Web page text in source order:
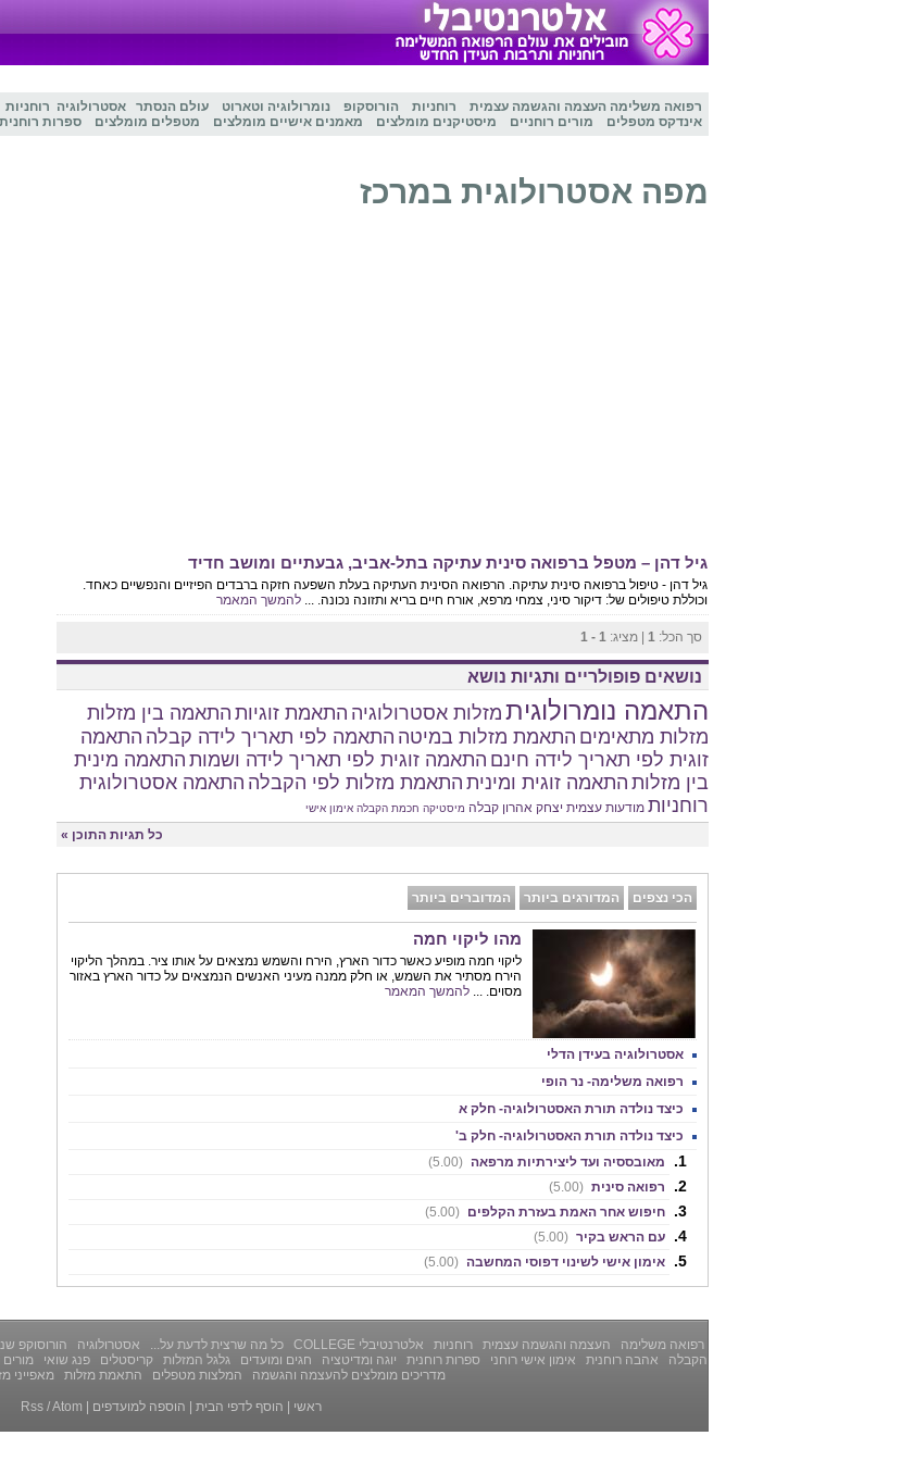
רפואה משלימה העצמה והגשמה עצמית רוחניות הורוסקופ נומרולוגיה וטארוט עולם הנסתר אסטרולוגיה רוחניות
אינדקס מטפלים
מורים רוחניים מיסטיקנים מומלצים מאמנים אישיים מומלצים מטפלים מומלצים ספרות רוחנית
מפה אסטרולוגית במרכז
גיל דהן – מטפל ברפואה סינית עתיקה בתל-אביב, גבעתיים ומושב חדיד
גיל דהן - טיפול ברפואה סינית עתיקה. הרפואה הסינית העתיקה בעלת השפעה חזקה ברבדים הפיזיים והנפשיים כאחד.
וכוללת טיפולים של: דיקור סיני, צמחי מרפא, אורח חיים בריא ותזונה נכונה. ... להמשך המאמר
סך הכל: 1 | מציג: 1 - 1
נושאים פופולריים ותגיות נושא
התאמה נומרולוגית מזלות אסטרולוגיה התאמת זוגיות התאמה בין מזלות
מזלות מתאימים התאמת מזלות במיטה התאמה לפי תאריך לידה קבלה התאמה
זוגית לפי תאריך לידה חינם התאמה זוגית לפי תאריך לידה ושמות התאמה מינית
בין מזלות התאמה זוגית ומינית התאמת מזלות לפי הקבלה התאמה אסטרולוגית
רוחניות מודעות עצמית יצחק אהרון קבלה מיסטיקה חכמת הקבלה אימון אישי
כל תגיות התוכן »
הכי נצפים המדורגים ביותר המדוברים ביותר
מהו ליקוי חמה
ליקוי חמה מופיע כאשר כדור הארץ, הירח והשמש נמצאים על אותו ציר. במהלך הליקוי
הירח מסתיר את השמש, או חלק ממנה מעיני האנשים הנמצאים על כדור הארץ באזור
מסוים. ... להמשך המאמר
אסטרולוגיה בעידן הדלי
רפואה משלימה- נר הופי
כיצד נולדה תורת האסטרולוגיה- חלק א
כיצד נולדה תורת האסטרולוגיה- חלק ב'
מאובססיה ועד ליצירתיות מרפאה (5.00)
רפואה סינית (5.00)
חיפוש אחר האמת בעזרת הקלפים (5.00)
עם הראש בקיר (5.00)
אימון אישי לשינוי דפוסי המחשבה (5.00)
רפואה משלימה העצמה והגשמה עצמית רוחניות אלטרנטיבלי COLLEGE כל מה שרצית לדעת על... אסטרולוגיה הורוסוקפ
הקבלה
אהבה רוחנית אימון אישי רוחני ספרות רוחנית יוגה ומדיטציה חגים ומועדים גלגל המזלות קריסטלים פנג שואי מורים
מדריכים מומלצים להעצמה והגשמה
המלצות מטפלים התאמת מזלות מאפייני
ראשי הוסף לדפי הבית הוספה למועדפים Rss/Atom